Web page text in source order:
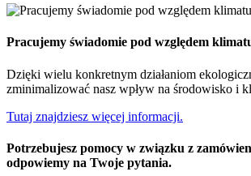
Pracujemy świadomie pod względem
Dzięki wielu konkretnym działaniom
zminimalizować nasz wpływ na środowisko i
Tutaj znajdziesz więcej informacji.
Potrzebujesz pomocy w związku z
odpowiemy na Twoje pytania.